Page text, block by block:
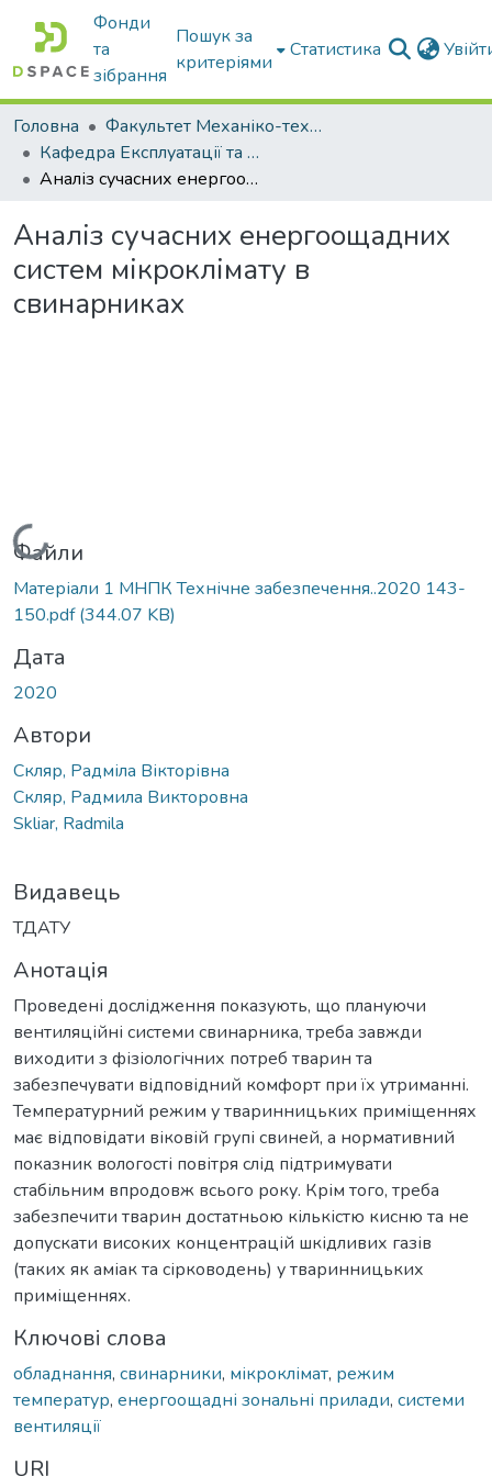
Фонди
та
зібрання
Пошук за
критеріями
Статистика
Головна
Факультет Механіко-технологічний
Кафедра Експлуатації та технічного сервісу машин
Аналіз сучасних енергоощадних систем мікроклімату в свинарниках
Аналіз сучасних енергоощадних
систем мікроклімату в
свинарниках
Вантажиться...
Файли
Матеріали 1 МНПК Технічне забезпечення..2020 143-
150.pdf(344.07 KB)
Дата
2020
Автори
Скляр, Радміла Вікторівна
Скляр, Радмила Викторовна
Skliar, Radmila
Видавець
ТДАТУ
Анотація
Проведені дослідження показують, що плануючи
вентиляційні системи свинарника, треба завжди
виходити з фізіологічних потреб тварин та
забезпечувати відповідний комфорт при їх утриманні.
Температурний режим у тваринницьких приміщеннях
має відповідати віковій групі свиней, а нормативний
показник вологості повітря слід підтримувати
стабільним впродовж всього року. Крім того, треба
забезпечити тварин достатньою кількістю кисню та не
допускати високих концентрацій шкідливих газів
(таких як аміак та сірководень) у тваринницьких
приміщеннях.
Ключові слова
обладнання, свинарники, мікроклімат, режим
температур, енергоощадні зональні прилади, системи
вентиляції
URI